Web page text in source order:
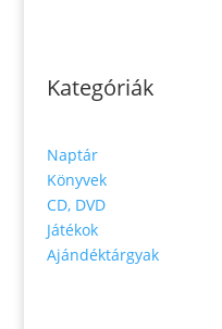
Kategóriák
Naptár
Könyvek
CD, DVD
Játékok
Ajándéktárgyak